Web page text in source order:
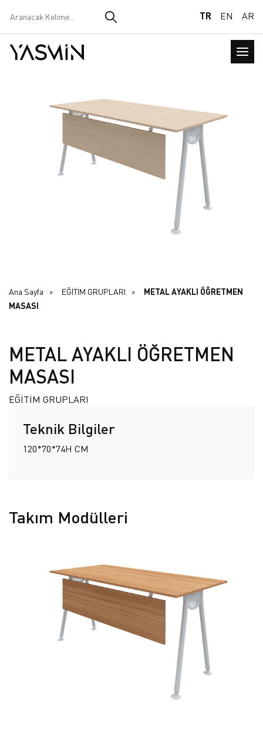
TR EN AR
Ana Sayfa EĞİTİM GRUPLARI
METAL AYAKLI ÖĞRETMEN
MASASI
METAL AYAKLI ÖĞRETMEN
MASASI
EĞİTİM GRUPLARI
Teknik Bilgiler
120*70*74H CM
Takım Modülleri